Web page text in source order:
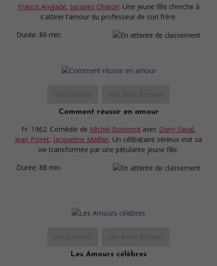
France Anglade, Jacques Charon. Une jeune fille cherche à
s'attirer l'amour du professeur de son frère.
Durée: 86 min.
Comment réussir en amour
Fr. 1962. Comédie de Michel Boisrond avec Dany Saval,
Jean Poiret, Jacqueline Maillan. Un célibataire sérieux voit sa
vie transformée par une pétulante jeune fille.
Durée: 88 min.
Les Amours célèbres